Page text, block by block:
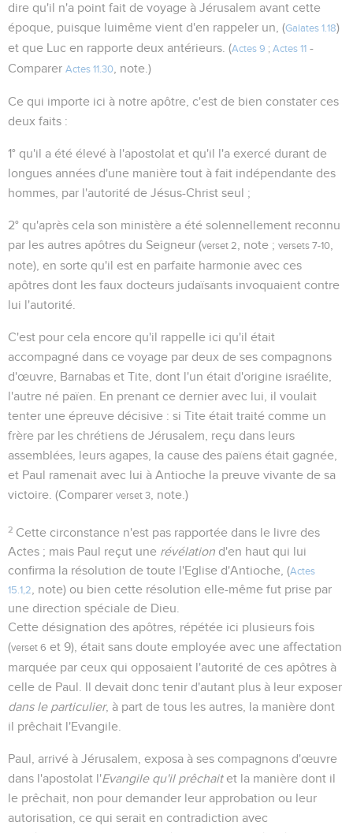
dire qu'il n'a point fait de voyage à Jérusalem avant cette
époque, puisque luimême vient d'en rappeler un, (Galates 1.18)
et que Luc en rapporte deux antérieurs. (Actes 9 ; Actes 11 -
Comparer Actes 11.30 , note.)
Ce qui importe ici à notre apôtre, c'est de bien constater ces
deux faits :
1° qu'il a été élevé à l'apostolat et qu'il l'a exercé durant de
longues années d'une manière tout à fait indépendante des
hommes, par l'autorité de Jésus-Christ seul ;
2° qu'après cela son ministère a été solennellement reconnu
par les autres apôtres du Seigneur (verset 2 , note ; versets 7-10
note), en sorte qu'il est en parfaite harmonie avec ces
apôtres dont les faux docteurs judaïsants invoquaient contre
lui l'autorité.
C'est pour cela encore qu'il rappelle ici qu'il était
accompagné dans ce voyage par deux de ses compagnons
d'œuvre, Barnabas et Tite, dont l'un était d'origine israélite,
l'autre né païen. En prenant ce dernier avec lui, il voulait
tenter une épreuve décisive : si Tite était traité comme un
frère par les chrétiens de Jérusalem, reçu dans leurs
assemblées, leurs agapes, la cause des païens était gagnée,
et Paul ramenait avec lui à Antioche la preuve vivante de sa
victoire. (Comparer verset 3 , note.)
2 Cette circonstance n'est pas rapportée dans le livre des
Actes ; mais Paul reçut une révélation d'en haut qui lui
confirma la résolution de toute l'Eglise d'Antioche, (Actes
15.1,2
, note) ou bien cette résolution elle-même fut prise par
une direction spéciale de Dieu.
Cette désignation des apôtres, répétée ici plusieurs fois
(verset 6 et 9), était sans doute employée avec une affectation
marquée par ceux qui opposaient l'autorité de ces apôtres à
celle de Paul. Il devait donc tenir d'autant plus à leur exposer
dans le particulier, à part de tous les autres, la manière dont
il prêchait l'Evangile.
Paul, arrivé à Jérusalem, exposa à ses compagnons d'œuvre
dans l'apostolat l'Evangile qu'il prêchaitet la manière dont il
le prêchait, non pour demander leur approbation ou leur
autorisation, ce qui serait en contradiction avec